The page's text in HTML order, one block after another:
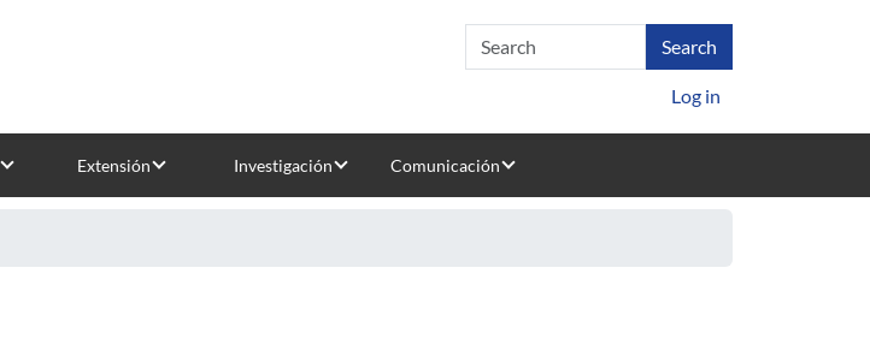
Log in
Extensión Investigación Comunicación